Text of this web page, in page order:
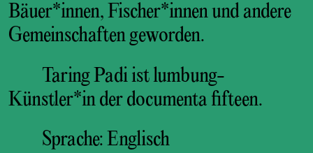
Bäuer*innen, Fischer*innen und andere
Gemeinschaften geworden.
Taring Padi ist lumbung-
Künstler*in der documenta fifteen.
Sprache: Englisch